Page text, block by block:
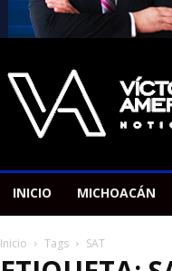
Americano
Victor
INICIO MICHOACÁN
Inicio Tags SAT